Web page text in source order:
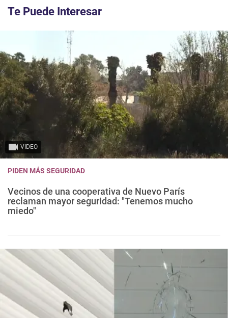
Te Puede Interesar
VIDEO
PIDEN MÁS SEGURIDAD
Vecinos de una cooperativa de Nuevo París
reclaman mayor seguridad: "Tenemos mucho
miedo"